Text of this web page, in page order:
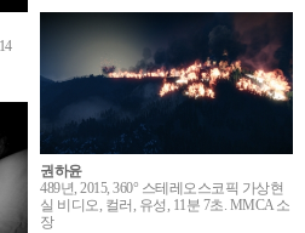
권하윤
489년, 2015, 360° 스테레오스코픽 가상현
실 비디오, 컬러, 유성, 11분 7초. MMCA 소
장